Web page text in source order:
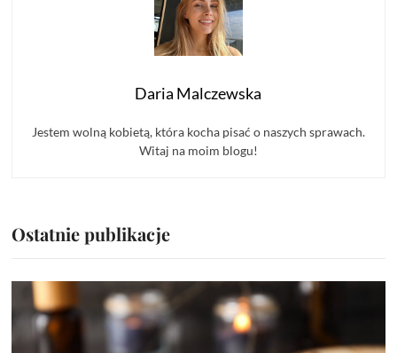
Daria Malczewska
Jestem wolną kobietą, która kocha pisać o naszych sprawach.
Witaj na moim blogu!
Ostatnie publikacje